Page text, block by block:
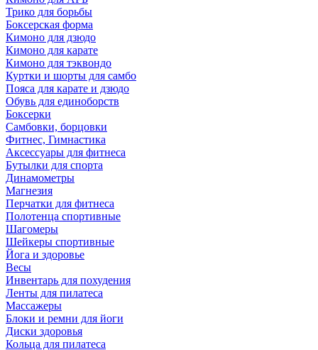
Трико для борьбы
Боксерская форма
Кимоно для дзюдо
Кимоно для карате
Кимоно для тэквондо
Куртки и шорты для самбо
Пояса для карате и дзюдо
Обувь для единоборств
Боксерки
Самбовки, борцовки
Фитнес, Гимнастика
Аксессуары для фитнеса
Бутылки для спорта
Динамометры
Магнезия
Перчатки для фитнеса
Полотенца спортивные
Шагомеры
Шейкеры спортивные
Йога и здоровье
Весы
Инвентарь для похудения
Ленты для пилатеса
Массажеры
Блоки и ремни для йоги
Диски здоровья
Кольца для пилатеса